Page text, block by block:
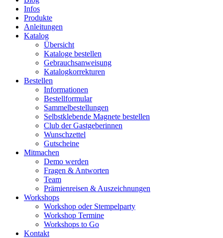
Infos
Produkte
Anleitungen
Katalog
Übersicht
Kataloge bestellen
Gebrauchsanweisung
Katalogkorrekturen
Bestellen
Informationen
Bestellformular
Sammelbestellungen
Selbstklebende Magnete bestellen
Club der Gastgeberinnen
Wunschzettel
Gutscheine
Mitmachen
Demo werden
Fragen & Antworten
Team
Prämienreisen & Auszeichnungen
Workshops
Workshop oder Stempelparty
Workshop Termine
Workshops to Go
Kontakt